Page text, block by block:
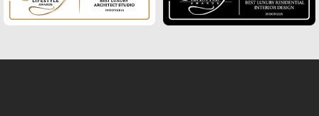
Desain Rumah Villa Bali
Desain Ruang Multifungsi